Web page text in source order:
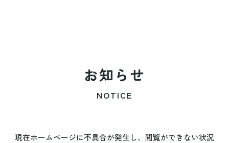
お知らせ
NOTICE
現在ホームページに不具合が発生し、閲覧ができない状況